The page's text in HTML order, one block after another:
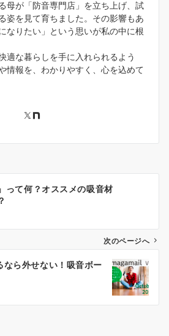
母が「防音専門店」を立ち上げ、試
姿を見て育ちました。その影響もあ
なりたい」という思いが私の中に根
適な暮らしを手に入れられるよう
情報を、わかりやすく、心を込めて
って何？オススメの吸音材
次のページへ
なら外せない！吸音ボー